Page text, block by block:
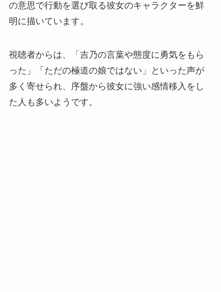
の意思で行動を選び取る彼女のキャラクターを鮮
明に描いています。
視聴者からは、「吉乃の言葉や態度に勇気をもら
った」「ただの極道の娘ではない」といった声が
多く寄せられ、序盤から彼女に強い感情移入をし
た人も多いようです。